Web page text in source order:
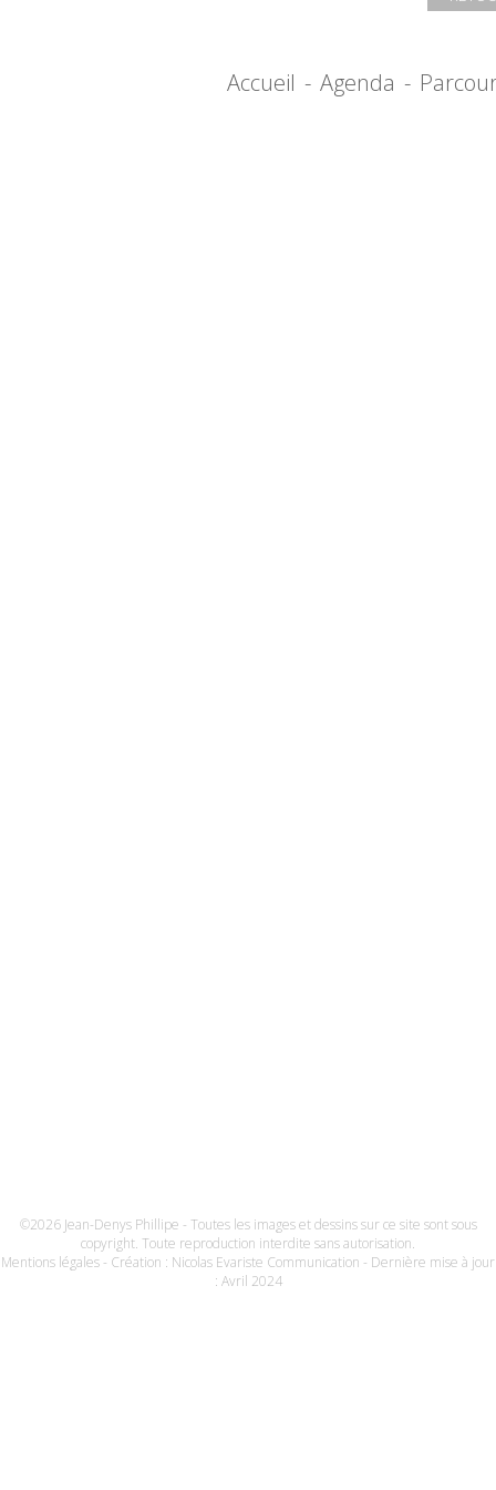
Accueil - Agenda -
©2026 Jean-Denys Phillipe - Toutes les images et dessins sur ce site sont sous
copyright. Toute reproduction interdite sans autorisation.
Mentions légales - Création : Nicolas Evariste Communication - Dernière mise à jour
: Avril 2024